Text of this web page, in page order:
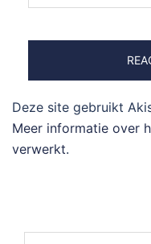
Deze site gebruikt
Meer informatie over
verwerkt.